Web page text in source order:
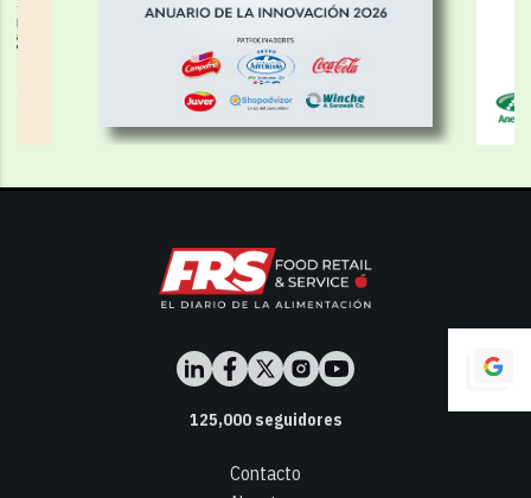
125,000seguidores
Contacto